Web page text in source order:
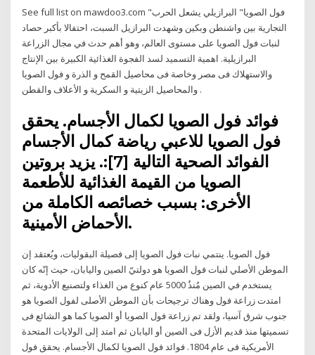
See full list on mawdoo3.com "فول الصويا" البرازيلي يشعل الحرب
التجارية بين واشنطن وبكين وشهدت البرازيل السبت، احتفالا بأكبر حصاد
لنبات فول الصويا على مستوى العالم، وهو أهم حدث في مجال الزراعة
البرازيلية. اهمية التسميد لسد الفجوة الغذائية الكبيرة بين الإنتاج
والاستهلاك فى مصر وخاصة فى محاصيل القمح و الذرة و فول الصويا
والمحاصيل الزيتية و السكرية و الأعلاف والقطن .
فوائد فول الصويا لكمال الأجسام. يحقق
فول الصويا للاعبي رياضة كمال الأجسام
الفوائد الصحية التالية [7]:. يزيد بروتين
الصويا من القيمة الغذائية للأطعمة
الأخرى: بسبب خصائصه الكاملة من
الأحماض الأمينية.
فول الصويا. ينتمي نبات فول الصويا إلى فصيلة البقوليات، ويُعتقد إن
الموطن الأصلي لنبات فول الصويا هو دولتيّ الصين واليابان، حيث إنّه كان
يستخدم في الصين مُنذُ 5000 عام كنوع من الغذاء ولتصنيع الأدوية، ثم
امتدت زراعة فول وهناك ترجيحات بأن الموطن الأصلى لفول الصويا هو
جنوب شرق آسيا، ولقد تم زراعة فول الصويا أو الصويا كما هو الشائع فى
تسميتها منذ قديم الأزل فى الصين أو اليابان ثم امتد إلى الولايات المتحدة
الأمريكية فى عام 1804. فوائد فول الصويا لكمال الأجسام. يحقق فول